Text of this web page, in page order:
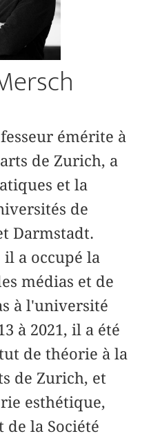
émérite à
de Zurich, a
et la
de
Darmstadt.
il a occupé la
médias et de
à l'université
à 2021, il a été
de théorie à la
de Zurich, et
esthétique,
la Société